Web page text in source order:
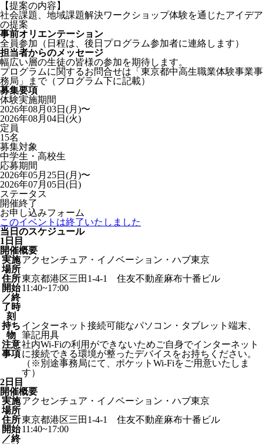
【提案の内容】
社会課題、地域課題解決ワークショップ体験を通じたアイデア
の提案
事前オリエンテーション
全員参加（日程は、後日プログラム参加者に連絡します）
担当者からのメッセージ
幅広い層の生徒の皆様の参加を期待します。
プログラムに関するお問合せは「東京都中高生職業体験事業事
務局」まで（プログラム下に記載）
募集要項
体験実施期間
2026年08月03日(月)〜
2026年08月04日(火)
定員
15名
募集対象
中学生・高校生
応募期間
2026年05月25日(月)〜
2026年07月05日(日)
ステータス
開催終了
お申し込みフォーム
このイベントは終了いたしました
当日のスケジュール
1日目
開催概要
実施
場所
アクセンチュア・イノベーション・ハブ東京
住所東京都港区三田1-4-1 住友不動産麻布十番ビル
開始
／終
了時
刻
11:40~17:00
持ち
物
インターネット接続可能なパソコン・タブレット端末、
筆記用具
注意
事項
社内Wi-Fiの利用ができないためご自身でインターネット
に接続できる環境が整ったデバイスをお持ちください。
（※別途事務局にて、ポケットWi-Fiをご用意いたしま
す）
2日目
開催概要
実施
場所
アクセンチュア・イノベーション・ハブ東京
住所東京都港区三田1-4-1 住友不動産麻布十番ビル
開始
／終
11:40~17:00